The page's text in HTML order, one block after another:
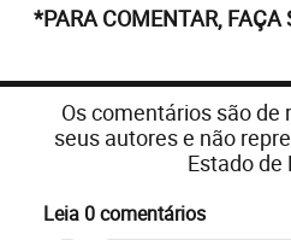
*PARA COMENTAR, FAÇA
Os comentários são de
seus autores e não
Estado de
Leia 0 comentários